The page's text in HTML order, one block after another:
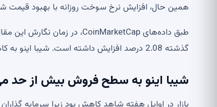
همین حال، افزایش نرخ سوخت روزانه با بهبود قیمت
گذشته 2.08 درصد افزایش داشته است. شیبا اینو به کاهش 8.8 درصدی هفتگی خود ادامه می دهد.
شیبا اینو به سطح فروش بیش از حد